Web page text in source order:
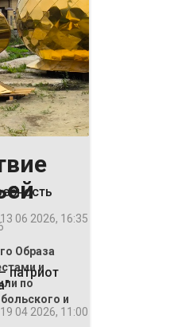
Образа
и
по
и
13 06 2026, 16:35
патриот
19 04 2026, 11:00